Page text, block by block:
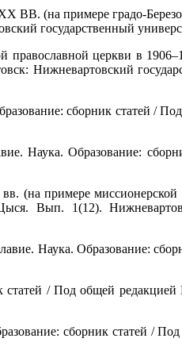
ВВ. (на примере градо-
государственный
церкви в
Нижневартовский
сборник статей /
Наука. Образование:
(на примере миссионерской
Вып. 1(12).
Наука. Образование:
статей / Под общей
сборник статей /